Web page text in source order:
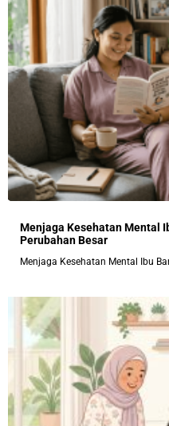
Menjaga Kesehatan Mental
Perubahan Besar
Menjaga Kesehatan Mental Ibu